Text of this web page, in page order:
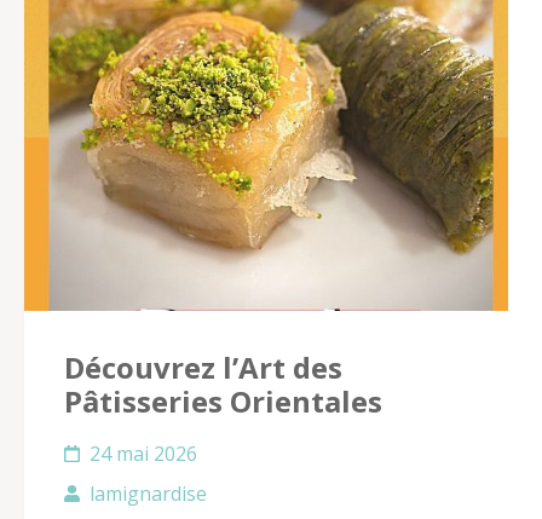
Découvrez l’Art des
Pâtisseries Orientales
24 mai 2026
lamignardise